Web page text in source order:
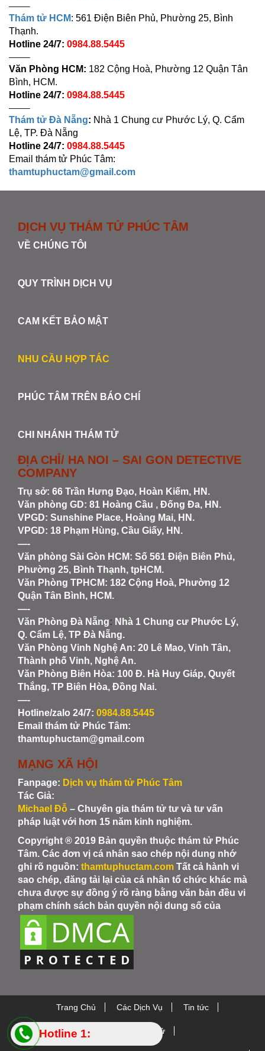
——–
Thám tử HCM: 561 Điện Biên Phủ, Phường 25, Bình
Thạnh.
Hotline 24/7: 0984.88.5445
——–
Văn Phòng HCM: 182 Cộng Hoà, Phường 12 Quận Tân
Bình, HCM.
Hotline 24/7: 0984.88.5445
——–
Thám tử Đà Nẵng: Nhà 1 Chung cư Phước Lý, Q. Cẩm
Lệ, TP. Đà Nẵng
Hotline 24/7: 0984.88.5445
Email thám tử Phúc Tâm:
thamtuphuctam@gmail.com
DỊCH VỤ THÁM TỬ PHÚC TÂM
VỀ CHÚNG TÔI
QUY TRÌNH DỊCH VỤ
CAM KẾT BẢO MẬT
NHU CẦU HỢP TÁC
PHÚC TÂM TRÊN BÁO CHÍ
CHI NHÁNH THÁM TỬ
ĐỊA CHỈ/ HA NOI – SAI GON DETECTIVE
COMPANY
Trụ sở: 66 Trần Hưng Đạo, Hoàn Kiếm, HN.
Văn phòng GD: 81 Hoàng Cầu , Đống Đa, HN.
VPGD: Sunshine Place, Hoàng Mai, HN.
VPGD: 18 Phạm Hùng, Cầu Giấy, HN.
—-
Văn phòng Sài Gòn HCM: Số 561 Điện Biên Phủ,
Phường 25, Bình Thạnh, tpHCM.
Văn Phòng TPHCM: 182 Cộng Hoà, Phường 12
Quận Tân Bình, HCM.
—-
Văn Phòng Đà Nẵng: Nhà 1 Chung cư Phước Lý,
Q. Cẩm Lệ, TP Đà Nẵng.
Văn Phòng Vinh Nghệ An: 20 Lê Mao, Vinh Tân,
Thành phố Vinh, Nghệ An.
Văn Phòng Biên Hòa: 100 Đ. Hà Huy Giáp, Quyết
Thắng, TP Biên Hòa, Đồng Nai.
—-
Hotline/zalo 24/7: 0984.88.5445
Email thám tử Phúc Tâm:
thamtuphuctam@gmail.com
MẠNG XÃ HỘI
Fanpage: Dịch vụ thám tử Phúc Tâm
Tác Giả:
Michael Đỗ – Chuyên gia thám tử tư và tư vấn
pháp luật với hơn 15 năm kinh nghiệm.
Copyright ® 2019 Bản quyền thuộc thám tử Phúc
Tâm. Các đơn vị cá nhân sao chép nội dung nhớ
ghi rõ nguồn: thamtuphuctam.com Tất cả hành vi
sao chép, đăng tải lại của cá nhân tổ chức khác mà
chưa được sự đồng ý rõ ràng bằng văn bản đều vi
phạm chính sách bản quyền nội dung số của
Trang Chủ Các Dịch Vụ Tin tức
Thiết bị Thám Tử
Hotline 1: